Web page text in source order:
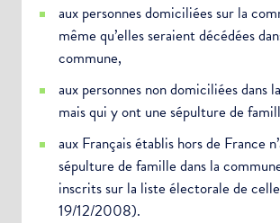
aux personnes domiciliées sur la
même qu’elles seraient décédées
commune,
aux personnes non domiciliées dans
mais qui y ont une sépulture de
aux Français établis hors de France
sépulture de famille dans la
inscrits sur la liste électorale de
19/12/2008).